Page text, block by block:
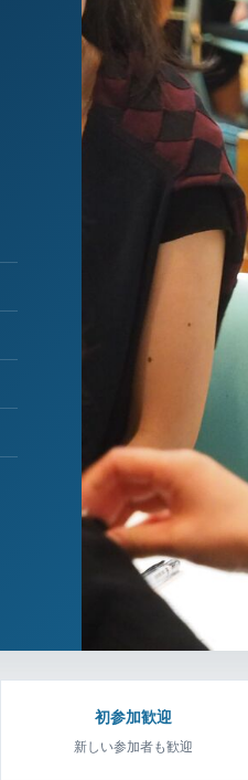
初参加歓迎
新しい参加者も歓迎